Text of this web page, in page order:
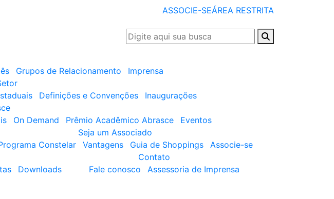
ASSOCIE-SEÁREA RESTRITA
Grupos de Relacionamento
Imprensa
Definições e Convenções
Inaugurações
On Demand Prêmio Acadêmico Abrasce
Eventos
Seja um Associado
Constelar
Vantagens Guia de Shoppings
Associe-se
Downloads
Contato
Fale conosco
Assessoria de Imprensa